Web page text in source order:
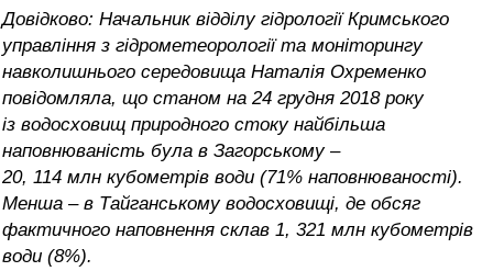
Довідково: Начальник відділу гідрології Кримського
управління з гідрометеорології та моніторингу
навколишнього середовища Наталія Охременко
повідомляла, що станом на 24 грудня 2018 року
із водосховищ природного стоку найбільша
наповнюваність була в Загорському –
20, 114 млн кубометрів води (71% наповнюваності).
Менша – в Тайганському водосховищі, де обсяг
фактичного наповнення склав 1, 321 млн кубометрів
води (8%).